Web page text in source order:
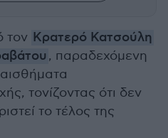
τον Κρατερό Κατσούλη
, παραδεχόμενη
τονίζοντας ότι δεν
το τέλος της